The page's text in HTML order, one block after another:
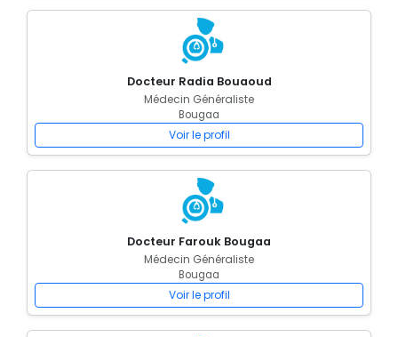
Docteur Radia Bouaoud
Médecin Généraliste
Bougaa
Voir le profil
Docteur Farouk Bougaa
Médecin Généraliste
Bougaa
Voir le profil